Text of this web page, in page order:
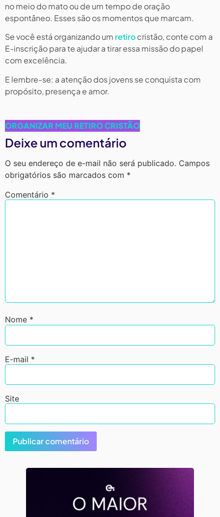
no meio do mato ou de um tempo de oração
espontâneo. Esses são os momentos que marcam.
Se você está organizando um retirocristão, conte com a
E-inscrição para te ajudar a tirar essa missão do papel
com excelência.
E lembre-se: a atenção dos jovens se conquista com
propósito, presença e amor.
ORGANIZAR MEU RETIROCRISTÃO
Deixe um comentário
O seu endereço de e-mail não será publicado. Campos
obrigatórios são marcados com *
Comentário *
Nome *
E-mail *
Site